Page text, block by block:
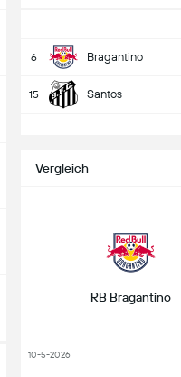
6 Bragantino
15 Santos
Vergleich
RB Bragantino
10-5-2026